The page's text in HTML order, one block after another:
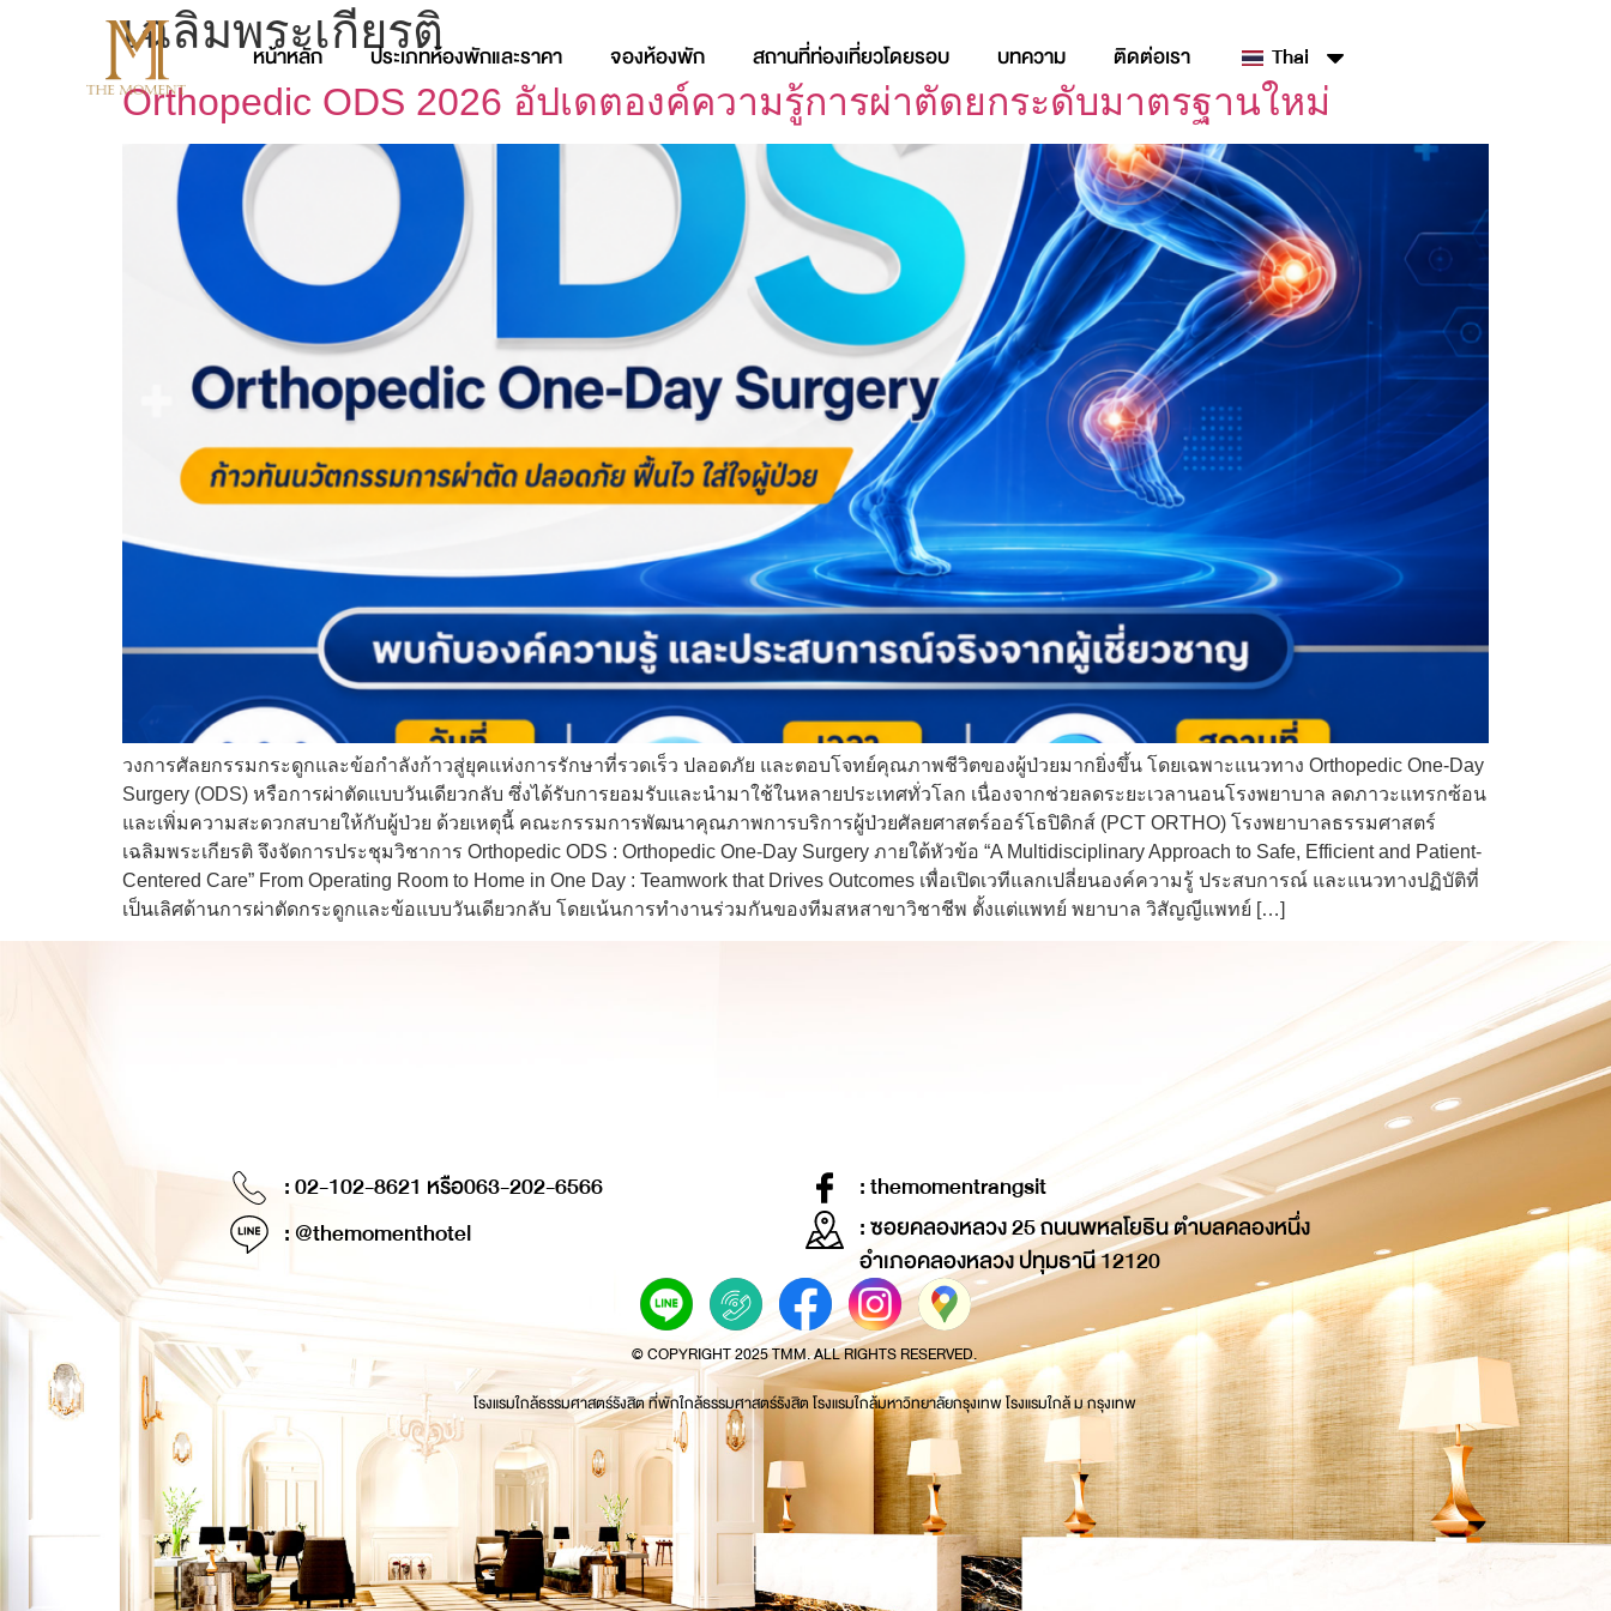
หน้าหลัก ประเภทห้องพักและราคา จองห้องพัก สถานที่ท่องเที่ยวโดยรอบ บทความ ติดต่อเรา Thai
เฉลิมพระเกียรติ
Orthopedic ODS 2026 อัปเดตองค์ความรู้การผ่าตัดยกระดับมาตรฐานใหม่
วงการศัลยกรรมกระดูกและข้อกำลังก้าวสู่ยุคแห่งการรักษาที่รวดเร็ว ปลอดภัย และตอบโจทย์คุณภาพชีวิตของผู้ป่วยมากยิ่งขึ้น โดยเฉพาะแนวทาง Orthopedic One-Day
Surgery (ODS) หรือการผ่าตัดแบบวันเดียวกลับ ซึ่งได้รับการยอมรับและนำมาใช้ในหลายประเทศทั่วโลก เนื่องจากช่วยลดระยะเวลานอนโรงพยาบาล ลดภาวะแทรกซ้อน
และเพิ่มความสะดวกสบายให้กับผู้ป่วย ด้วยเหตุนี้ คณะกรรมการพัฒนาคุณภาพการบริการผู้ป่วยศัลยศาสตร์ออร์โธปิดิกส์ (PCT ORTHO) โรงพยาบาลธรรมศาสตร์
เฉลิมพระเกียรติ จึงจัดการประชุมวิชาการ Orthopedic ODS : Orthopedic One-Day Surgery ภายใต้หัวข้อ “A Multidisciplinary Approach to Safe, Efficient and Patient-
Centered Care” From Operating Room to Home in One Day : Teamwork that Drives Outcomes เพื่อเปิดเวทีแลกเปลี่ยนองค์ความรู้ ประสบการณ์ และแนวทางปฏิบัติที่
เป็นเลิศด้านการผ่าตัดกระดูกและข้อแบบวันเดียวกลับ โดยเน้นการทำงานร่วมกันของทีมสหสาขาวิชาชีพ ตั้งแต่แพทย์ พยาบาล วิสัญญีแพทย์ […]
: 02-102-8621 หรือ063-202-6566
: @themomenthotel
: themomentrangsit
: ซอยคลองหลวง 25 ถนนพหลโยธิน ตำบลคลองหนึ่ง
อำเภอคลองหลวง ปทุมธานี 12120
© COPYRIGHT 2025 TMM. ALL RIGHTS RESERVED.
โรงแรมใกล้ธรรมศาสตร์รังสิต ที่พักใกล้ธรรมศาสตร์รังสิต โรงแรมใกล้มหาวิทยาลัยกรุงเทพ โรงแรมใกล้ ม กรุงเทพ